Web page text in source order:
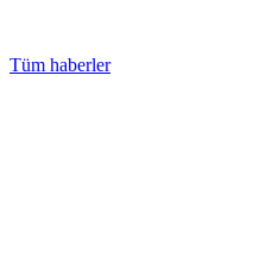
Tüm haberler